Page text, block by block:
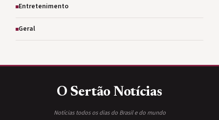
Entretenimento
Geral
O Sertão Notícias
Notícias todos os dias do Brasil e do mundo